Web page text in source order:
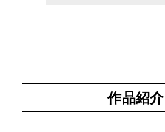
作品紹介